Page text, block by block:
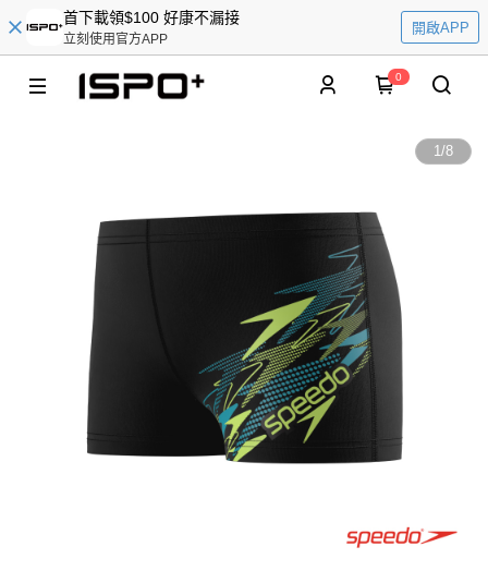
首下載領$100 好康不漏接
立刻使用官方APP
開啟APP
0
1/8